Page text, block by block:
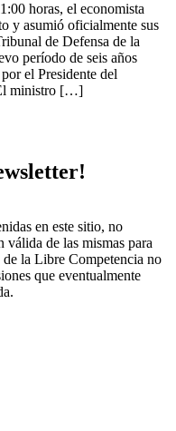
horas, el economista
y asumió oficialmente sus
de Defensa de la
período de seis años
el Presidente del
ministro […]
en este sitio, no
de las mismas para
la Libre Competencia no
que eventualmente